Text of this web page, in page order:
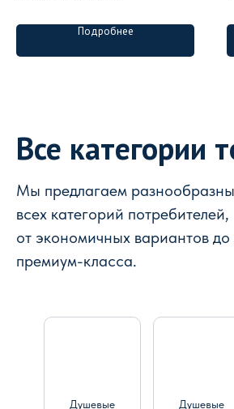
Подробнее
Все категории
Мы предлагаем
всех категорий потребителей,
от экономичных вариантов
премиум-класса.
Душевые Душевые